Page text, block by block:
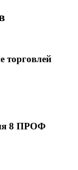
торговлей
8 ПРОФ